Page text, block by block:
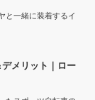
と一緒に装着するイ
メリット｜ロー